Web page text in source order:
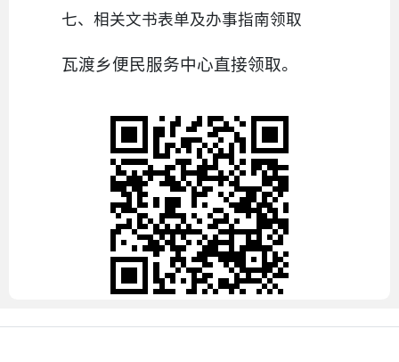
七、相关文书表单及办事指南领取
瓦渡乡便民服务中心直接领取。